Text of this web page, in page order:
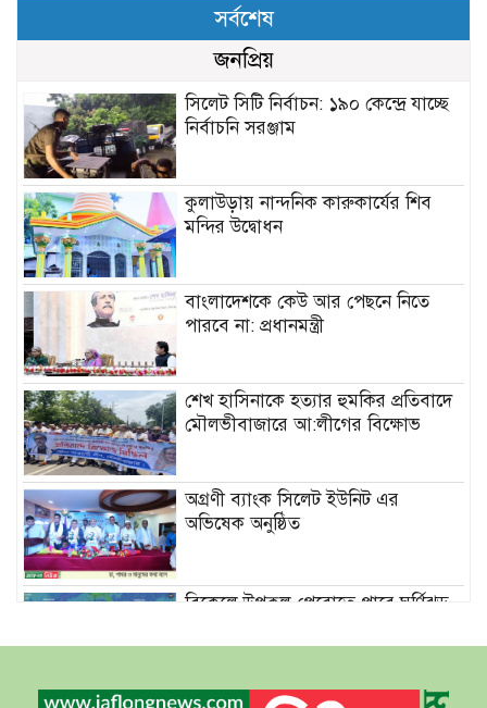
সর্বশেষ
জনপ্রিয়
সিলেট সিটি নির্বাচন: ১৯০ কেন্দ্রে যাচ্ছে
নির্বাচনি সরঞ্জাম
কুলাউড়ায় নান্দনিক কারুকার্যের শিব
মন্দির উদ্বোধন
বাংলাদেশকে কেউ আর পেছনে নিতে
পারবে না: প্রধানমন্ত্রী
শেখ হাসিনাকে হত্যার হুমকির প্রতিবাদে
মৌলভীবাজারে আ:লীগের বিক্ষোভ
অগ্রণী ব্যাংক সিলেট ইউনিট এর
অভিষেক অনুষ্ঠিত
বিকেলে উপকূল পেরোতে পারে ঘূর্ণিঝড়
সেন্টমার্টিনের সব হোটেল-মোটেল-